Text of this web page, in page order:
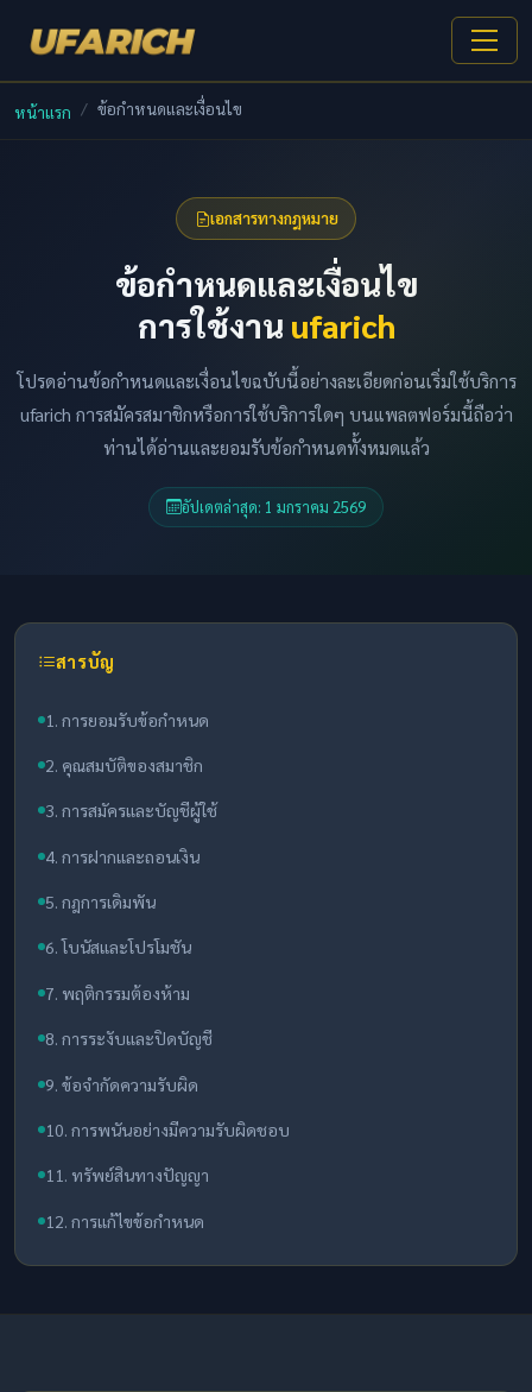
หน้าแรก ข้อกำหนดและเงื่อนไข
เอกสารทางกฎหมาย
ข้อกำหนดและเงื่อนไข
การใช้งาน ufarich
โปรดอ่านข้อกำหนดและเงื่อนไขฉบับนี้อย่างละเอียดก่อนเริ่มใช้บริการ
ufarich การสมัครสมาชิกหรือการใช้บริการใดๆ บนแพลตฟอร์มนี้ถือว่า
ท่านได้อ่านและยอมรับข้อกำหนดทั้งหมดแล้ว
อัปเดตล่าสุด: 1 มกราคม 2569
สารบัญ
1. การยอมรับข้อกำหนด
2. คุณสมบัติของสมาชิก
3. การสมัครและบัญชีผู้ใช้
4. การฝากและถอนเงิน
5. กฎการเดิมพัน
6. โบนัสและโปรโมชัน
7. พฤติกรรมต้องห้าม
8. การระงับและปิดบัญชี
9. ข้อจำกัดความรับผิด
10. การพนันอย่างมีความรับผิดชอบ
11. ทรัพย์สินทางปัญญา
12. การแก้ไขข้อกำหนด